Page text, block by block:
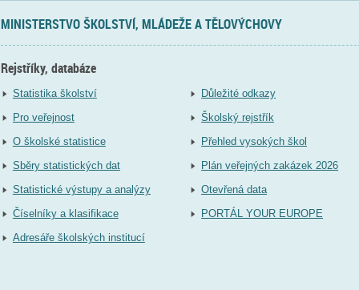
MINISTERSTVO ŠKOLSTVÍ, MLÁDEŽE A TĚLOVÝCHOVY
Rejstříky, databáze
Statistika školství
Pro veřejnost
O školské statistice
Sběry statistických dat
Statistické výstupy a analýzy
Číselníky a klasifikace
Adresáře školských institucí
Důležité odkazy
Školský rejstřík
Přehled vysokých škol
Plán veřejných zakázek 2026
Otevřená data
PORTÁL YOUR EUROPE